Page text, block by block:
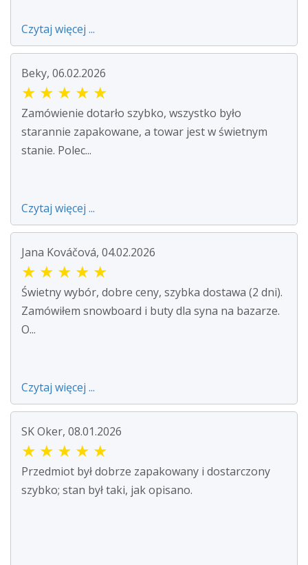
Czytaj więcej ...
Beky, 06.02.2026
★ ★ ★ ★ ★
Zamówienie dotarło szybko, wszystko było
starannie zapakowane, a towar jest w świetnym
stanie. Polec...
Czytaj więcej ...
Jana Kováčová, 04.02.2026
★ ★ ★ ★ ★
Świetny wybór, dobre ceny, szybka dostawa (2 dni).
Zamówiłem snowboard i buty dla syna na bazarze.
O...
Czytaj więcej ...
SK Oker, 08.01.2026
★ ★ ★ ★ ★
Przedmiot był dobrze zapakowany i dostarczony
szybko; stan był taki, jak opisano.